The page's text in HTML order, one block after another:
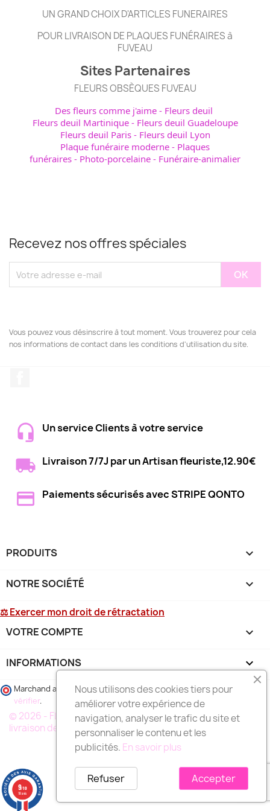
UN GRAND CHOIX D'ARTICLES FUNERAIRES
POUR LIVRAISON DE PLAQUES FUNÉRAIRES à
FUVEAU
Sites Partenaires
FLEURS OBSÈQUES FUVEAU
Des fleurs comme j'aime - Fleurs deuil
Fleurs deuil Martinique- Fleurs deuil Guadeloupe
Fleurs deuil Paris- Fleurs deuil Lyon
Plaque funéraire moderne - Plaques
funéraires - Photo-porcelaine - Funéraire-animalier
Recevez nos offres spéciales
Vous pouvez vous désinscrire à tout moment. Vous trouverez pour cela
nos informations de contact dans les conditions d'utilisation du site.
Un service Clients à votre service
Livraison 7/7J par un Artisan fleuriste,12.90€
Paiements sécurisés avec STRIPE QONTO
PRODUITS 
NOTRE SOCIÉTÉ 
⚖ Exercer mon droit de rétractation
VOTRE COMPTE 
INFORMATIONS keyboard_arrow_down
Marchand approuvé par la Société des Avis Garantis,cliquez ici pour
vérifier.
© 2026 - FLEURS DEUIL MARSEILLE, votre spécialiste de la
livraison de fleurs à MARSEILLE et région
Nous utilisons des cookies tiers pour
améliorer votre expérience de
navigation, analyser le trafic du site et
personnaliser le contenu et les
publicités. En savoir plus
Accepter
Refuser
9/10
18 avis